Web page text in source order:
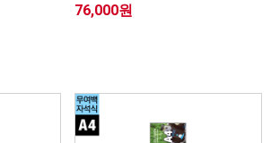
76,000원